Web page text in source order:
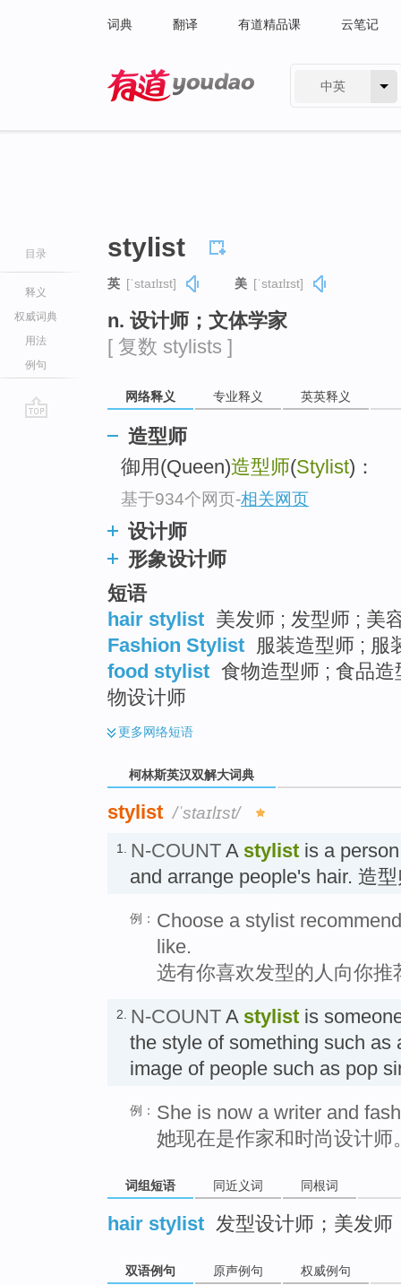
词典 翻译 有道精品课 云笔记
中英
目录
释义
权威词典
用法
例句
stylist
英 [ˈstaɪlɪst] 美 [ˈstaɪlɪst]
n. 设计师；文体学家
[ 复数 stylists ]
网络释义 专业释义 英英释义
造型师
御用(Queen)造型师(Stylist)：
基于934个网页-相关网页
设计师
形象设计师
短语
hair stylist 美发师 ; 发型师 ; 美
Fashion Stylist 服装造型师 ; 服
food stylist 食物造型师 ; 食品
物设计师
更多网络短语
柯林斯英汉双解大词典
stylist /ˈstaɪlɪst/
1. N-COUNT A stylist is a
and arrange people's hair. 造
例： Choose a stylist
like.
选有你喜欢发型的人向你推
2. N-COUNT A stylist is
the style of something such as
image of people such as pop
例： She is now a writer and
她现在是作家和时尚设计师
词组短语 同近义词 同根词
hair stylist 发型设计师；美发师
双语例句 原声例句 权威例句